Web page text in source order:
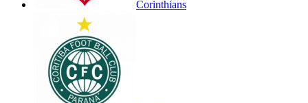
Corinthians